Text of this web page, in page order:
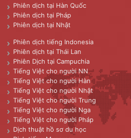
Phiên dịch tại Hàn Quốc
Phiên dịch tại Pháp
Phiên dịch tại Nhật
Phiên dịch tiếng Indonesia
Phiên dịch tại Thái Lan
Phiên Dịch tại Campuchia
Tiếng Việt cho người NN
Tiếng Việt cho người Hàn
Tiếng Việt cho người Nhật
Tiếng Việt cho người Trung
Tiếng Việt cho người Nga
Tiếng Việt cho người Pháp
Dịch thuật hồ sơ du học